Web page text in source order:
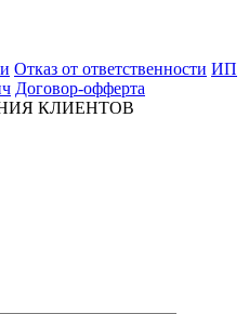
Отказ от ответственности ИП
Договор-офферта
КЛИЕНТОВ